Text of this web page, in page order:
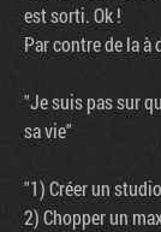
est sorti. Ok !
Par contre de la à
"Je suis pas sur
sa vie"
"1) Créer un
2) Chopper un